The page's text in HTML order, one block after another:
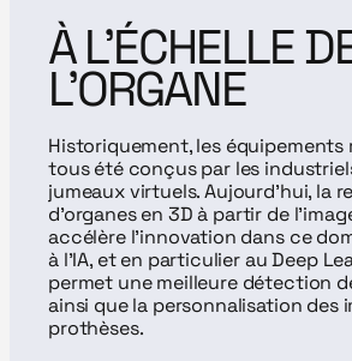
À L’ÉCHELLE
L’ORGANE
Historiquement, les
tous été conçus par les
jumeaux virtuels. Aujourd’hui, la
d’organes en 3D à partir de
accélère l’innovation dans ce
à l’IA, et en particulier au Deep
permet une meilleure détection
ainsi que la personnalisation des
prothèses.